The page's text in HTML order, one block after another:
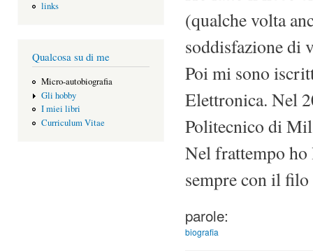
links
Qualcosa su di me
Micro-autobiografia
Gli hobby
I miei libri
Curriculum Vitae
(qualche volta
soddisfazione di
Poi mi sono
Elettronica. Nel
Politecnico di
Nel frattempo ho
sempre con il
parole:
biografia